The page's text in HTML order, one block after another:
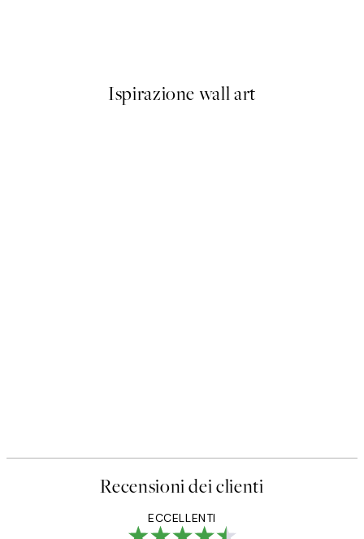
Ispirazione wall art
Recensioni dei clienti
ECCELLENTI